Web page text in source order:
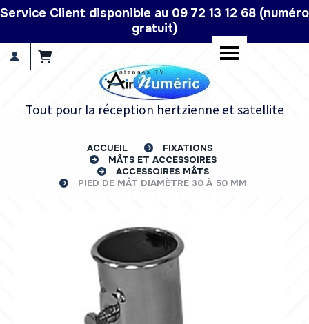
Service Client disponible au 09 72 13 12 68 (numéro
gratuit)
Tout pour la réception hertzienne et satellite
ACCUEIL
FIXATIONS
MÂTS ET ACCESSOIRES
ACCESSOIRES MÂTS
PIED DE MÂT DIAMÈTRE 30 À 50 MM